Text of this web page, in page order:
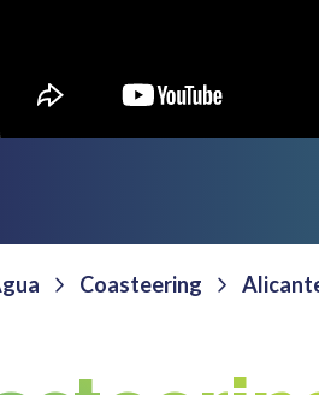
Coasteering